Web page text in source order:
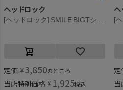
ヘッドロック
定価 ¥ 3,850のところ
当店特別価格 ¥ 1,925税込
ヘ
定